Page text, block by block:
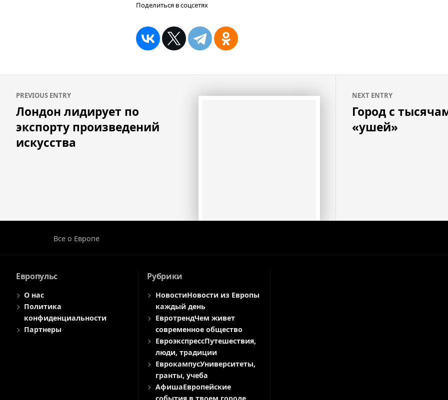
Поделиться в соцсетях
по
записям
PREVIOUS ENTRY
Лондон лидирует по
экспорту произведений
искусства
NEXT ENTRY
Город с
«ушей»
Все о Европе
Европульс
О нас
Политика
конфиденциальности
Партнеры
Рубрики
НовостиНовости из Европы
каждый день
ЕвротрендЧем живет
современное общество
ЕвроэкспрессПутешествия,
люди, традиции
ЕврокампусУниверситеты,
гранты, учеба
АфишаЕвропейские